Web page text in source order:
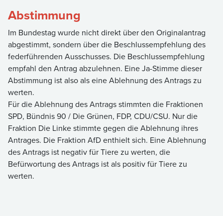
Abstimmung
Im Bundestag wurde nicht direkt über den Originalantrag
abgestimmt, sondern über die Beschlussempfehlung des
federführenden Ausschusses. Die Beschlussempfehlung
empfahl den Antrag abzulehnen. Eine Ja-Stimme dieser
Abstimmung ist also als eine Ablehnung des Antrags zu
werten.
Für die Ablehnung des Antrags stimmten die Fraktionen
SPD, Bündnis 90 / Die Grünen, FDP, CDU/CSU. Nur die
Fraktion Die Linke stimmte gegen die Ablehnung ihres
Antrages. Die Fraktion AfD enthielt sich. Eine Ablehnung
des Antrags ist negativ für Tiere zu werten, die
Befürwortung des Antrags ist als positiv für Tiere zu
werten.